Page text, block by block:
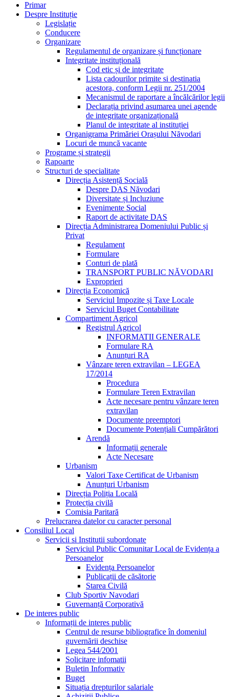
Primar
Despre Instituție
Legislație
Conducere
Organizare
Regulamentul de organizare și funcționare
Integritate instituțională
Cod etic și de integritate
Lista cadourilor primite si destinatia
acestora, conform Legii nr. 251/2004
Mecanismul de raportare a încălcărilor legii
Declarația privind asumarea unei agende
de integritate organizațională
Planul de integritate al instituției
Organigrama Primăriei Orașului Năvodari
Locuri de muncă vacante
Programe și strategii
Rapoarte
Structuri de specialitate
Direcția Asistență Socială
Despre DAS Năvodari
Diversitate și Incluziune
Evenimente Social
Raport de activitate DAS
Direcția Administrarea Domeniului Public și
Privat
Regulament
Formulare
Conturi de plată
TRANSPORT PUBLIC NĂVODARI
Exproprieri
Direcția Economică
Serviciul Impozite și Taxe Locale
Serviciul Buget Contabilitate
Compartiment Agricol
Registrul Agricol
INFORMATII GENERALE
Formulare RA
Anunțuri RA
Vânzare teren extravilan – LEGEA
17/2014
Procedura
Formulare Teren Extravilan
Acte necesare pentru vânzare teren
extravilan
Documente preemptori
Documente Potențiali Cumpărători
Arendă
Informații generale
Acte Necesare
Urbanism
Valori Taxe Certificat de Urbanism
Anunțuri Urbanism
Direcția Poliția Locală
Protecția civilă
Comisia Paritară
Prelucrarea datelor cu caracter personal
Consiliul Local
Servicii si Institutii subordonate
Serviciul Public Comunitar Local de Evidența a
Persoanelor
Evidența Persoanelor
Publicații de căsătorie
Starea Civilă
Club Sportiv Navodari
Guvernanță Corporativă
De interes public
Informații de interes public
Centrul de resurse bibliografice în domeniul
guvernării deschise
Legea 544/2001
Solicitare infomatii
Buletin Informativ
Buget
Situația drepturilor salariale